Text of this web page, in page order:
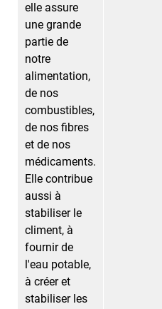
elle assure
une grande
partie de
notre
alimentation,
de nos
combustibles,
de nos fibres
et de nos
médicaments.
Elle contribue
aussi à
stabiliser le
climent, à
fournir de
l'eau potable,
à créer et
stabiliser les